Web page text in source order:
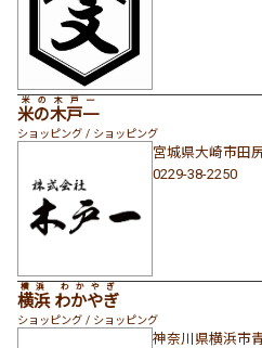
米の木戸一
米の木戸一
ショッピング / ショッピング
宮城県大崎市田
0229-38-2250
横浜 わかやぎ
横浜 わかやぎ
ショッピング / ショッピング
神奈川県横浜市